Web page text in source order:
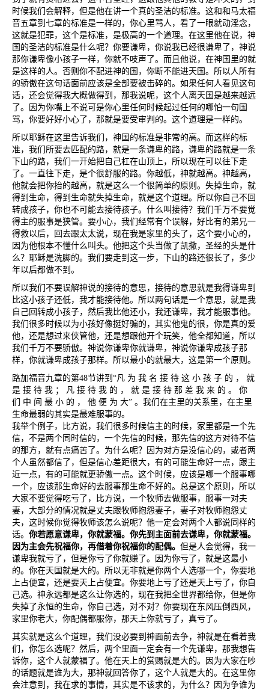
时候我们会解释，但是他在讲一个真的圣洁的标准。这和和马太福
音五章到七章的标准是一样的，你心里骂人，看了一眼就动淫念，
这就是犯罪，这个是标准，是极高的一个道理。在这里他在说，神
国的圣洁的标准是什么呢？你要谦卑，你说我已经很谦卑了，神说
那你谦卑像小孩子一样，你就不吱声了。而且他说，在神国里的就
是这样的人。否则你不配进神的国，你断不能进天国。所以人所有
的骄傲在这句话面前应该是全部要被击碎的。如果任何人看见这句
话，还会觉得我大概做得到，那我说呢，这个人离天国是越来越远
了。因为你嘴上不说可是你心里任何时候起过任何的哪怕一句国
骂，你要好好小心了，那就是要受审判的。这个道理是一样的。
所以耶稣在这里告诉我们，神国的标准是非常的高。而这样的标
准，我们所要去匹配的路，就是一条谦卑的路，谦卑的路就是一条
下山的路，我们一开始把自己杠在山顶上，所以现在可以往下走
了。一直往下走，是个很舒服的路。你越低，神就越高。神越高，
他就会把你抬的越高，就是这么一个很简单的原则。失掉生命，就
得到生命，得到生命就失掉生命，就是这个道理。所以你自己不回
转成孩子，你也不可能去接待孩子。什么叫接待？我们千万不要觉
得主的服事是狭管。要小心，我们经常有个误解，好比有的弟兄一
得救以后，回去跟太太说，现在我是家里的头了，这个要小心的，
因为他根本不懂什么叫头。他把这个头当做了凯撒，圣经的头是什
么？耶稣是洗脚的。我们要走到这一步，下山的路还很长了，多少
年以后都做不到。
所以我们不要误解神说的接待的意思，接待的意思就是我得谦卑到
比这小孩子还低，我才能接待他。所以两句话是一个意思，就是我
自己回转成小孩子，然后我比他还小，我还谦卑，我才能服事他。
我们很多时候以为小孩好像挺好骗的，其实他鬼的很，你是真的爱
他，还是想过来侠管他，还是想跟他开个玩笑，他全都知道，所以
我们千万不要骄傲。神说你谦卑你就谦卑，神说你谦卑成孩子那
样，你就谦卑成孩子那样。所以最小的就最大，这是第一个原则。
路加福音九章的第48节讲到 “凡 为 我 名 接 待 这 小 孩 子 的 ，
就
是 接 待 我 ； 凡 接 待 我 的 ， 就 是 接 待 那 差 我 来 的 。
你
们
中 间 最 小 的 ， 他 便 为 大” 。我们在主里的关系里，在主里
生命最弱的其实是最难服事的。
我举个例子，比方说，我们很多时候信主的时候，家里都是一个先
信，不是两个同时信的，一个先信的时候，那先信的这方对待不信
的那方，就有点痛苦了。为什么呢？因为对方是没信心的，或者两
个人虽然都信了，但是信心差距很大，有的可能生命好一点，跟主
近一点，有的可能就更骄傲一点。这个时候，应该是哪一个服事哪
一个，应该那生命好的去服事那生命不好的。总是这个原则，所以
大家不要觉得吃亏了，比方说，一个牧师去做服事，服事一对夫
妻，大部分的情况就是丈夫跟牧师抱怨妻子，妻子对牧师抱怨丈
夫，这时候你觉得牧师该怎么说呢？他一定会对两个人都说同样的
话。 你若愿意谦卑，你就蒙福。你先到主面前去谦卑，你就蒙福。
因为主会先祝福你，再借着你祝福你的配偶。 但是人会觉得，我一
谦卑我就亏了，但是你亏了你就赚了。因为你亏了，就是这最小
的。你在天国就是大的。所以无非就是你两个人选哪一个，你要地
上占便宜，还是要天上占便宜。你要地上亏了还是天上亏了，你自
己选。神永远都是这么让你选的，现在我把全世界都给你，但是你
失掉了永恒的生命，你自己选，对不对？你要现在东风压倒西风，
家里你老大，你配偶都服你，那天上你就亏了，真亏了。
其实就是这么个道理，我们没必要到神面前去争，神就是在看着我
们，你怎么选呢？然后，两个里面一定会有一个先谦卑，那我想告
诉你，这个人就蒙福了。他在天上的赏赐就是大的。因为大家在吵
的话题就是谁为大，那神就回答你了，这个人就是大的。在这里你
会注意到，我在求的事情，其实是不该求的，为什么？因为争谁为